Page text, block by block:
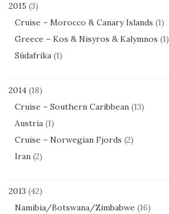
2015 (3)
Cruise – Morocco & Canary Islands (1)
Greece – Kos & Nisyros & Kalymnos (1)
Südafrika (1)
2014 (18)
Cruise – Southern Caribbean (13)
Austria (1)
Cruise – Norwegian Fjords (2)
Iran (2)
2013 (42)
Namibia/Botswana/Zimbabwe (16)